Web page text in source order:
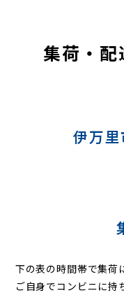
集荷・
伊万
下の表の時間帯で集荷
ご自身でコンビニに持